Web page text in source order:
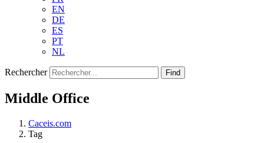
EN
DE
ES
PT
NL
Rechercher Find
Middle Office
Caceis.com
Tag